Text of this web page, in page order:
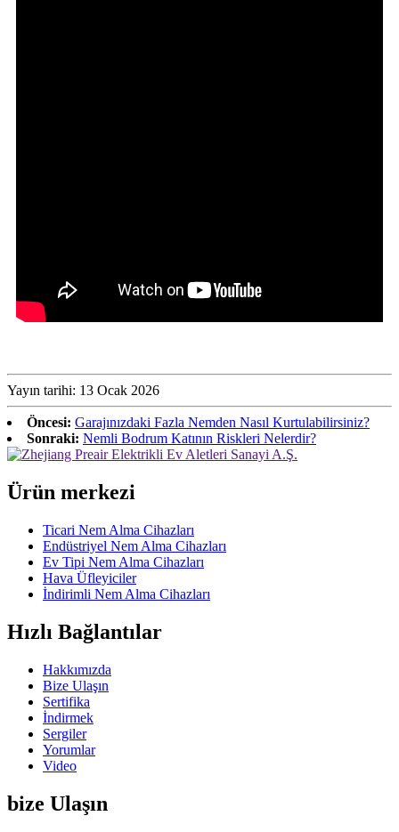
Yayın tarihi: 13 Ocak 2026
Öncesi: Garajınızdaki Fazla Nemden Nasıl Kurtulabilirsiniz?
Sonraki: Nemli Bodrum Katının Riskleri Nelerdir?
Ürün merkezi
Ticari Nem Alma Cihazları
Endüstriyel Nem Alma Cihazları
Ev Tipi Nem Alma Cihazları
Hava Üfleyiciler
İndirimli Nem Alma Cihazları
Hızlı Bağlantılar
Hakkımızda
Bize Ulaşın
Sertifika
İndirmek
Sergiler
Yorumlar
Video
bize Ulaşın